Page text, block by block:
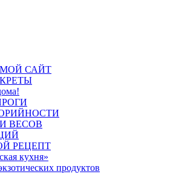
САЙТ
ВЕСОВ
РЕЦЕПТ
кухня»
продуктов